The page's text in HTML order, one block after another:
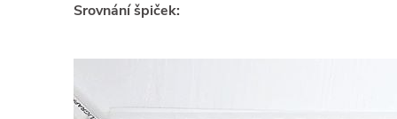
Srovnání špiček: